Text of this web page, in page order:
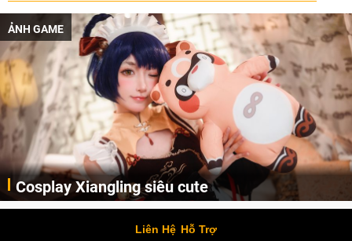
ẢNH GAME
Cosplay Xiangling siêu cute
Cùng thưởng thức những hình ảnh cosplay Xiangling trong Genshin Impact siêu dễ thương của người dùng Weibo "阿包也是兔娘"
Liên Hệ Hỗ Trợ